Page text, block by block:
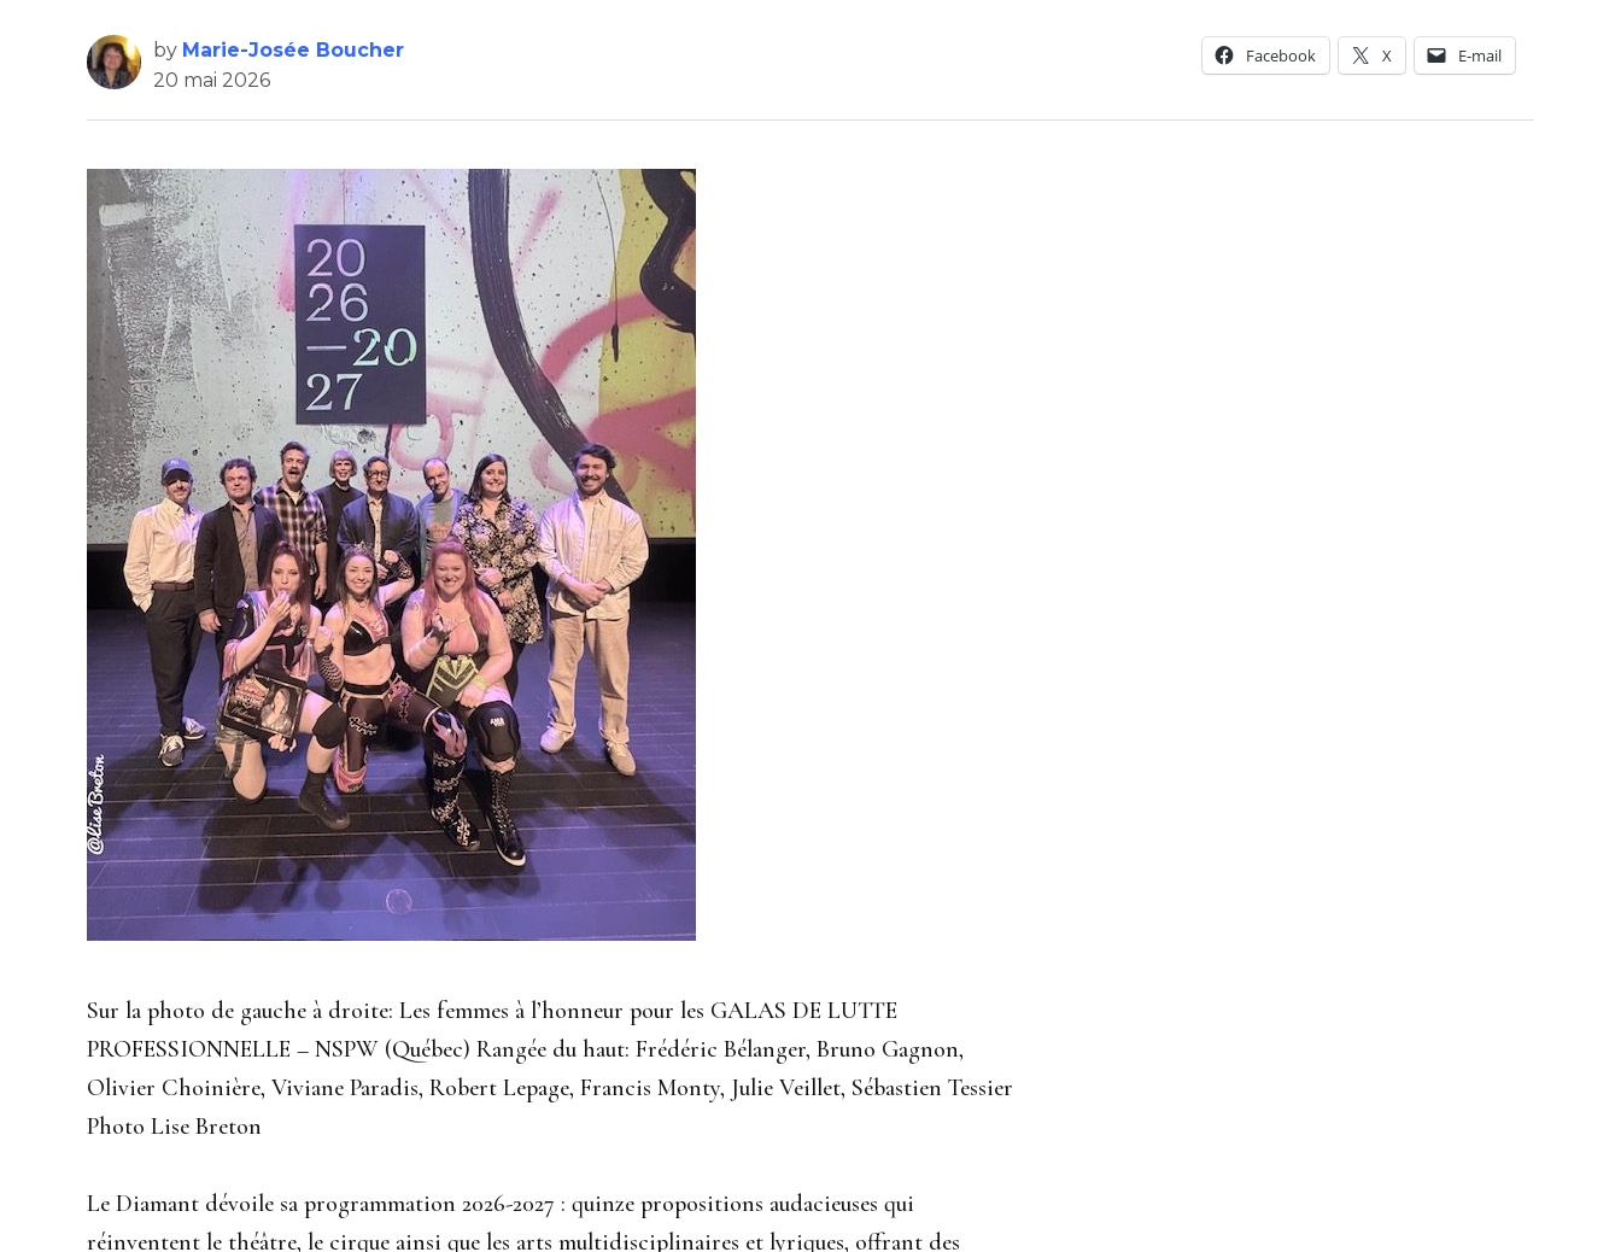
by Marie-Josée Boucher
20 mai 2026
Facebook X E-mail
Sur la photo de gauche à droite: Les femmes à l’honneur pour les GALAS DE LUTTE
PROFESSIONNELLE – NSPW (Québec) Rangée du haut: Frédéric Bélanger, Bruno Gagnon,
Olivier Choinière, Viviane Paradis, Robert Lepage, Francis Monty, Julie Veillet, Sébastien Tessier
Photo Lise Breton
Le Diamant dévoile sa programmation 2026-2027 : quinze propositions audacieuses qui
réinventent le théâtre, le cirque ainsi que les arts multidisciplinaires et lyriques, offrant des